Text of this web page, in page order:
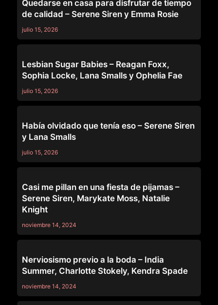
Quedarse en casa para disfrutar de tiempo
de calidad – Serene Siren y Emma Rosie
julio 15, 2026
Lesbian Sugar Babies – Reagan Foxx,
Sophia Locke, Lana Smalls y Ophelia Fae
julio 15, 2026
Había olvidado que tenía eso – Serene Siren
y Lana Smalls
julio 15, 2026
Casi me pillan en una fiesta de pijamas –
Serene Siren, Marykate Moss, Natalie
Knight
noviembre 14, 2024
Nerviosismo previo a la boda – India
Summer, Charlotte Stokely, Kendra Spade
noviembre 14, 2024